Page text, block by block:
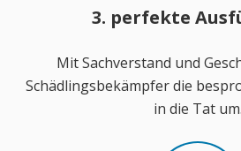
3. perfekte
Mit Sachverstand und
Schädlingsbekämpfer die
in die Tat um.